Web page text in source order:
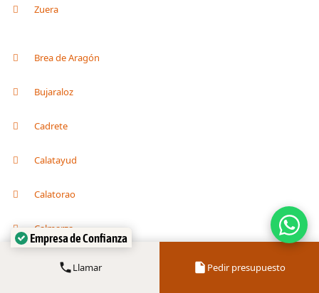
Zuera
Brea de Aragón
Bujaraloz
Cadrete
Calatayud
Calatorao
Calmarza
Cariñena Llamar Pedir presupuesto
Empresa de Confianza
Verificado por:Trustindex